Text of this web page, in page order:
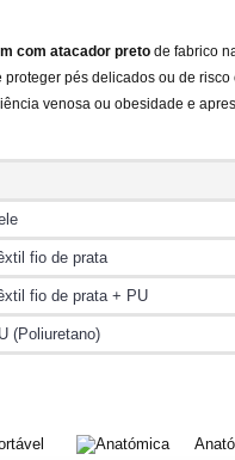
com atacador preto de fabrico
pés delicados ou de
venosa ou obesidade e
fio de prata
fio de prata + PU
(Poliuretano)